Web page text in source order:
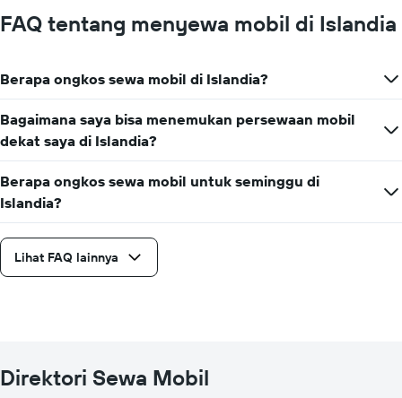
FAQ tentang menyewa mobil di Islandia
Berapa ongkos sewa mobil di Islandia?
Bagaimana saya bisa menemukan persewaan mobil
dekat saya di Islandia?
Berapa ongkos sewa mobil untuk seminggu di
Islandia?
Lihat FAQ lainnya
Direktori Sewa Mobil